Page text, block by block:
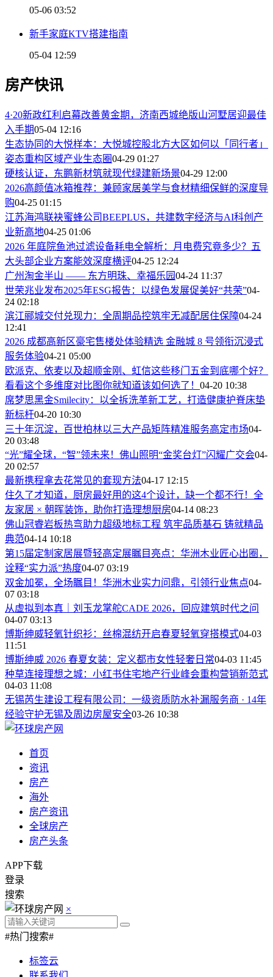
05-06 03:52
新手家庭KTV搭建指南
05-04 12:59
房产快讯
4·20新政红利启幕改善黄金期，济南西城绝版山河墅居迎最佳
入手期05-04 12:16
生态协同的大悦样本：大悦城控股北方大区如何以「同行者」
姿态重构区域产业生态圈04-29 01:27
硬核认证，东鹏新材筑就现代绿建新场景04-29 12:00
2026高颜值冰箱推荐：兼顾家居美学与食材精细保鲜的深度导
购04-25 01:15
江苏海鸿联袂蜜蜂公司BEEPLUS，共建数字经济与AI科创产
业新高地04-25 01:06
2026 年庭院鱼池过滤设备耗电全解析：月电费究竟多少？五
大头部企业方案能效深度横评04-25 12:24
广州淘金半山 —— 东方明珠、幸福乐园04-24 11:37
世荣兆业发布2025年ESG报告：以绿色发展促美好“共荣”04-
24 02:18
滨江郦城交付兑现力：全周期品控筑牢无减配居住保障04-24
12:41
2026 成都高新区豪宅售楼处体验精选 金融城 8 号领衔沉浸式
服务体验04-21 05:00
欧派克、依麦以及超顺金刚、虹信这些移门五金到底哪个好？
看看这个多维度对比图你就知道该如何选了！ 04-20 10:38
席梦思黑金Smilecity：以全拆洗革新工艺，打造健康护脊床垫
新标杆04-20 10:30
三十年沉淀，百世柏林以三大产品矩阵精准服务高定市场04-
20 03:48
“光”耀全球，“智”领未来！佛山照明“金奖台灯”闪耀广交会04-
20 02:57
最新携程拿去花常见的套现方法04-17 12:15
住久了才知道，厨房最好用的这4个设计，缺一个都不行！全
友家居 × 朝晖装饰，助你打造理想厨房04-14 08:23
佛山冠睿岩板热弯助力超级地标工程 筑牢品质基石 铸就精品
典范04-14 10:18
第15届定制家居展暨轻高定展瞩目亮点：华洲木业匠心出圈，
诠释“实力派”热度04-07 03:19
双金加冕，全场瞩目！华洲木业实力问鼎，引领行业焦点04-
07 03:18
从虚拟到本真｜刘玉龙掌舵CADE 2026，回应建筑时代之问
04-07 03:13
博斯绅威轻氧针织衫：丝棉混纺开启春夏轻氧穿搭模式04-03
11:51
博斯绅威 2026 春夏女装：定义都市女性轻奢日常04-03 11:45
种草连接理想之城：小红书住宅地产行业峰会重构营销新范式
04-03 11:08
无锡芮生建设工程有限公司：一级资质防水补漏服务商 · 14年
经验守护无锡及周边房屋安全03-26 10:38
首页
资讯
房产
海外
房产资讯
全球房产
房产头条
APP下载
登录
搜索
×
#热门搜索#
标签云